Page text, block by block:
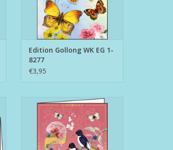
Edition Gollong WK EG 1-
8277
€3,95
Edition Gollong WK EG 1-8516
TOEVOEGEN AAN WINKELWAGEN